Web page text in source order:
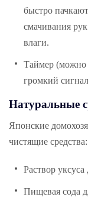
быстро
смачивания
влаги.
Таймер (можно
громкий
Натуральные
Японские
чистящие средства:
Раствор уксуса
Пищевая сода